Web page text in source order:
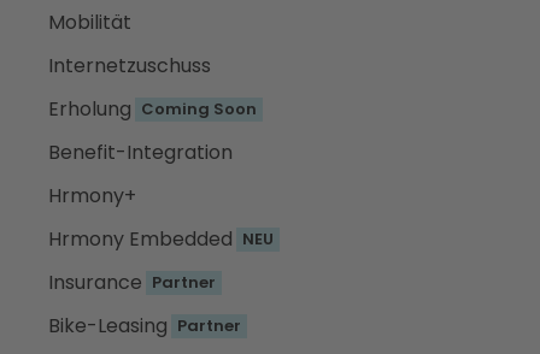
Mobilität
Internetzuschuss
Erholung Coming Soon
Benefit-Integration
Hrmony+
Hrmony Embedded NEU
Insurance Partner
Bike-Leasing Partner